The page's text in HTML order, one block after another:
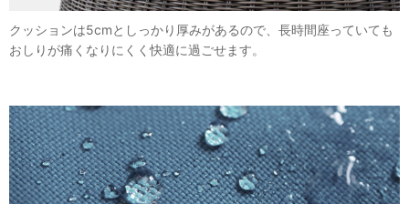
クッションは5cmとしっかり厚みがあるので、長時間座っていても
おしりが痛くなりにくく快適に過ごせます。